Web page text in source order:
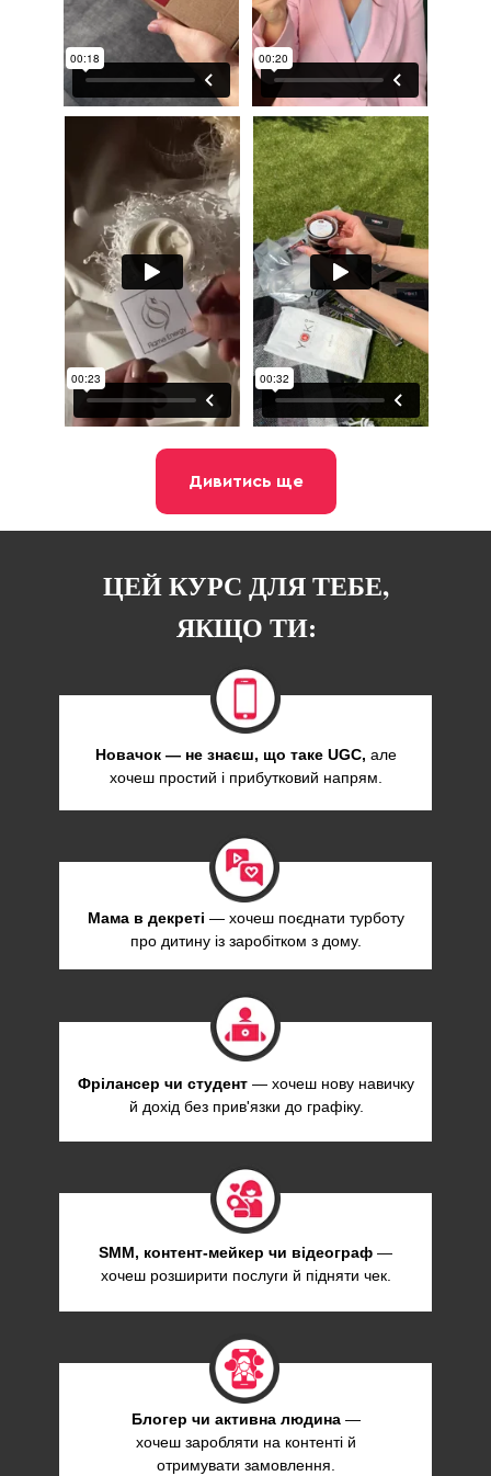
Дивитись ще
ЦЕЙ КУРС ДЛЯ ТЕБЕ,
ЯКЩО ТИ:
Фрілансер чи студент — хочеш нову навичку
й дохід без прив'язки до графіку.
Мама в декреті — хочеш поєднати турботу
про дитину із заробітком з дому.
Новачок — не знаєш, що таке UGC, але
хочеш простий і прибутковий напрям.
Блогер чи активна людина —
хочеш заробляти на контенті й
отримувати замовлення.
SMM, контент-мейкер чи відеограф —
хочеш розширити послуги й підняти чек.